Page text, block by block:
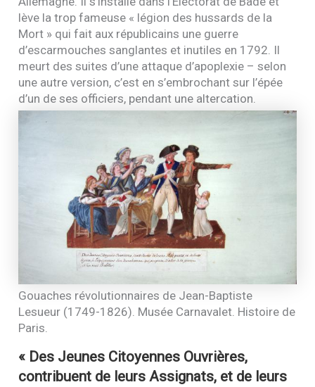
lève la trop fameuse « légion des hussards de la
Mort » qui fait aux républicains une guerre
d’escarmouches sanglantes et inutiles en 1792. Il
meurt des suites d’une attaque d’apoplexie – selon
une autre version, c’est en s’embrochant sur l’épée
d’un de ses officiers, pendant une altercation.
Gouaches révolutionnaires de Jean-Baptiste
Lesueur (1749-1826). Musée Carnavalet. Histoire de
Paris.
« Des Jeunes Citoyennes Ouvrières,
contribuent de leurs Assignats, et de leurs